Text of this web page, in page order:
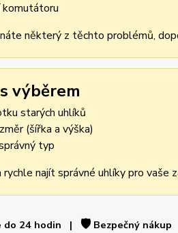
některý z těchto problémů,
výběrem
starých uhlíků
(šířka a výška)
typ
najít správné uhlíky pro vaše
do 24 hodin | 🛡️Bezpečný